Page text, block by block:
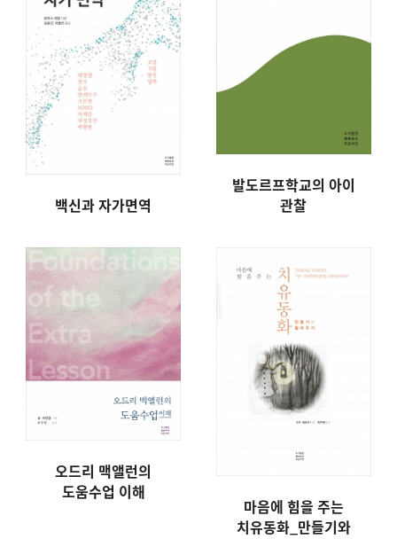
백신과 자가면역
발도르프학교의 아이
관찰
오드리 맥앨런의
도움수업 이해
마음에 힘을 주는
치유동화_만들기와